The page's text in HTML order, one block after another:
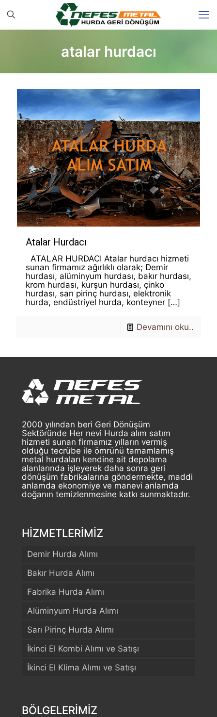
atalar hurdacı
Atalar Hurdacı
ATALAR HURDACI Atalar hurdacı hizmeti
sunan firmamız ağırlıklı olarak; Demir
hurdası, alüminyum hurdası, bakır hurdası,
krom hurdası, kurşun hurdası, çinko
hurdası, sarı pirinç hurdası, elektronik
hurda, endüstriyel hurda, konteyner […]
Devamını oku..
2000 yılından beri Geri Dönüşüm
Sektöründe Her nevi Hurda alım satım
hizmeti sunan firmamız yılların vermiş
olduğu tecrübe ile ömrünü tamamlamış
metal hurdaları kendine ait depolama
alanlarında işleyerek daha sonra geri
dönüşüm fabrikalarına göndermekte, maddi
anlamda ekonomiye ve manevi anlamda
doğanın temizlenmesine katkı sunmaktadır.
HİZMETLERİMİZ
Demir Hurda Alımı
Bakır Hurda Alımı
Fabrika Hurda Alımı
Alüminyum Hurda Alımı
Sarı Pirinç Hurda Alımı
İkinci El Kombi Alımı ve Satışı
İkinci El Klima Alımı ve Satışı
BÖLGELERİMİZ